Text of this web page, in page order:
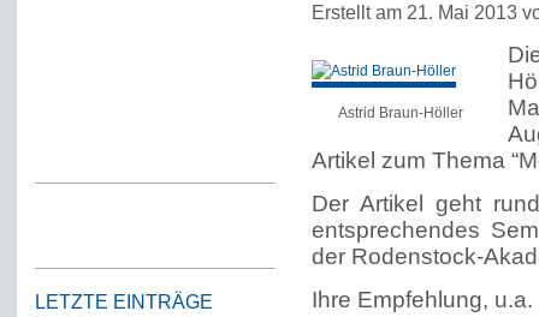
LETZTE EINTRÄGE
Erstellt am 21. Mai 2013
Astrid Braun-Höller
Artikel zum Thema
Der Artikel geht
entsprechendes
der Rodenstock-
Ihre Empfehlung,